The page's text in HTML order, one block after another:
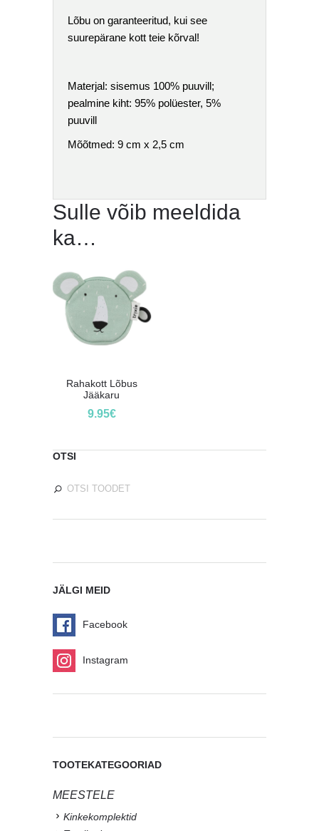
Lõbu on garanteeritud, kui see
suurepärane kott teie kõrval!
Materjal: sisemus 100% puuvill;
pealmine kiht: 95% polüester, 5%
puuvill
Mõõtmed: 9 cm x 2,5 cm
Sulle võib meeldida
ka…
Rahakott Lõbus
Jääkaru
9.95€
OTSI
JÄLGI MEID
Facebook
Instagram
TOOTEKATEGOORIAD
MEESTELE
Kinkekomplektid